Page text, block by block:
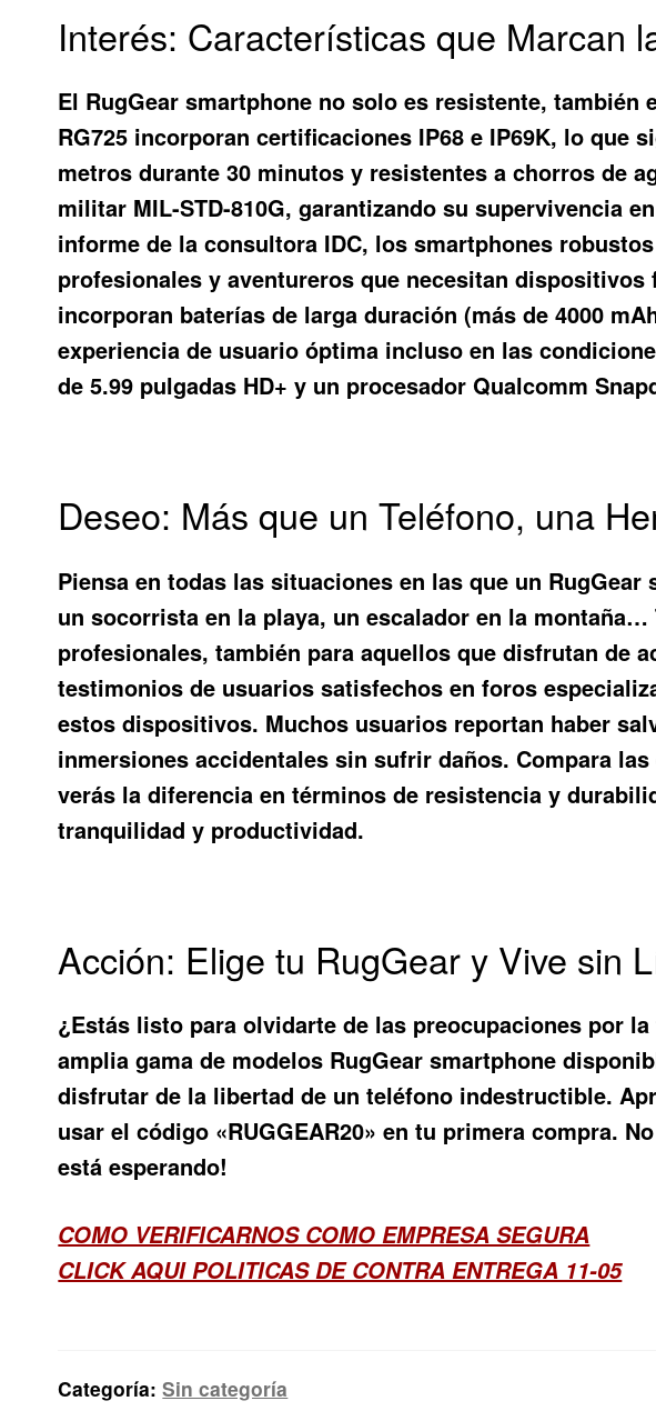
Interés: Características que Marcan
El RugGear smartphone no solo es resistente, también
RG725 incorporan certificaciones IP68 e IP69K, lo que
metros durante 30 minutos y resistentes a chorros de
militar MIL-STD-810G, garantizando su supervivencia
informe de la consultora IDC, los smartphones
profesionales y aventureros que necesitan
incorporan baterías de larga duración (más de 4000
experiencia de usuario óptima incluso en las
de 5.99 pulgadas HD+ y un procesador Qualcomm
Deseo: Más que un Teléfono, una
Piensa en todas las situaciones en las que un RugGear
un socorrista en la playa, un escalador en la
profesionales, también para aquellos que disfrutan de
testimonios de usuarios satisfechos en foros
estos dispositivos. Muchos usuarios reportan haber
inmersiones accidentales sin sufrir daños. Compara
verás la diferencia en términos de resistencia y
tranquilidad y productividad.
Acción: Elige tu RugGear y Vive sin
¿Estás listo para olvidarte de las preocupaciones por
amplia gama de modelos RugGear smartphone
disfrutar de la libertad de un teléfono indestructible.
usar el código «RUGGEAR20» en tu primera compra.
está esperando!
COMO VERIFICARNOS COMO EMPRESA SEGURA
CLICK AQUI POLITICAS DE CONTRA ENTREGA 11-05
Categoría:Sin categoría